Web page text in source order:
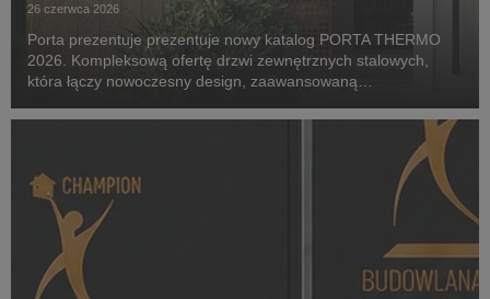
26 czerwca 2026
Porta prezentuje prezentuje nowy katalog PORTA THERMO
2026. Kompleksową ofertę drzwi zewnętrznych stalowych,
która łączy nowoczesny design, zaawansowaną
indywidualnych potrzeb użytkowników. Nowa odsłona kolekcji